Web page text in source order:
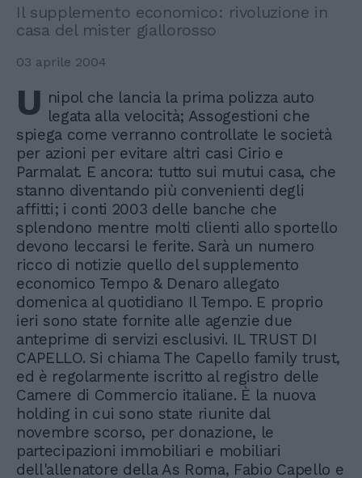
Il supplemento economico: rivoluzione in
casa del mister giallorosso
03 aprile 2004
U nipol che lancia la prima polizza auto
legata alla velocità; Assogestioni che
spiega come verranno controllate le società
per azioni per evitare altri casi Cirio e
Parmalat. E ancora: tutto sui mutui casa, che
stanno diventando più convenienti degli
affitti; i conti 2003 delle banche che
splendono mentre molti clienti allo sportello
devono leccarsi le ferite. Sarà un numero
ricco di notizie quello del supplemento
economico Tempo & Denaro allegato
domenica al quotidiano Il Tempo. E proprio
ieri sono state fornite alle agenzie due
anteprime di servizi esclusivi. IL TRUST DI
CAPELLO. Si chiama The Capello family trust,
ed è regolarmente iscritto al registro delle
Camere di Commercio italiane. È la nuova
holding in cui sono state riunite dal
novembre scorso, per donazione, le
partecipazioni immobiliari e mobiliari
dell'allenatore della As Roma, Fabio Capello e